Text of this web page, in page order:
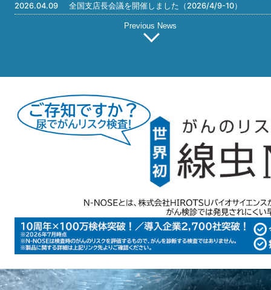
2026.04.09
全国支店長会議を開催しました（2026/4/9-10）
Previous News